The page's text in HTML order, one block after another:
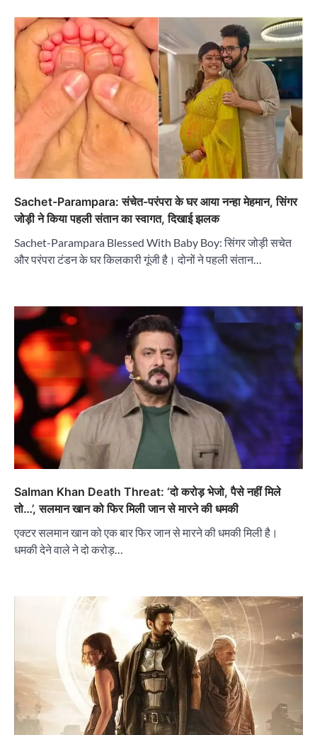
Sachet-Parampara: संचेत-परंपरा के घर आया नन्हा मेहमान, सिंगर
जोड़ी ने किया पहली संतान का स्वागत, दिखाई झलक
Sachet-Parampara Blessed With Baby Boy: सिंगर जोड़ी सचेत
और परंपरा टंडन के घर किलकारी गूंजी है। दोनों ने पहली संतान…
Salman Khan Death Threat: ‘दो करोड़ भेजो, पैसे नहीं मिले
तो…’, सलमान खान को फिर मिली जान से मारने की धमकी
एक्टर सलमान खान को एक बार फिर जान से मारने की धमकी मिली है।
धमकी देने वाले ने दो करोड़…